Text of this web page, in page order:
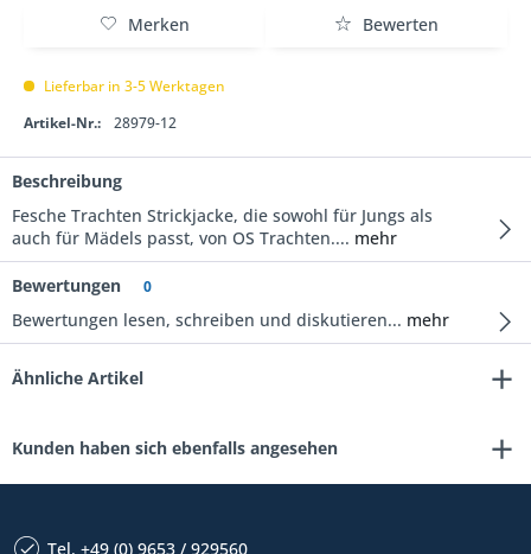
Merken Bewerten
Lieferbar in 3-5 Werktagen
Artikel-Nr.:
28979-12
Beschreibung
Fesche Trachten Strickjacke, die sowohl für Jungs als
auch für Mädels passt, von OS Trachten.... mehr
Bewertungen 0
Bewertungen lesen, schreiben und diskutieren... mehr
Ähnliche Artikel
Kunden haben sich ebenfalls angesehen
Tel. +49 (0) 9653 / 929560